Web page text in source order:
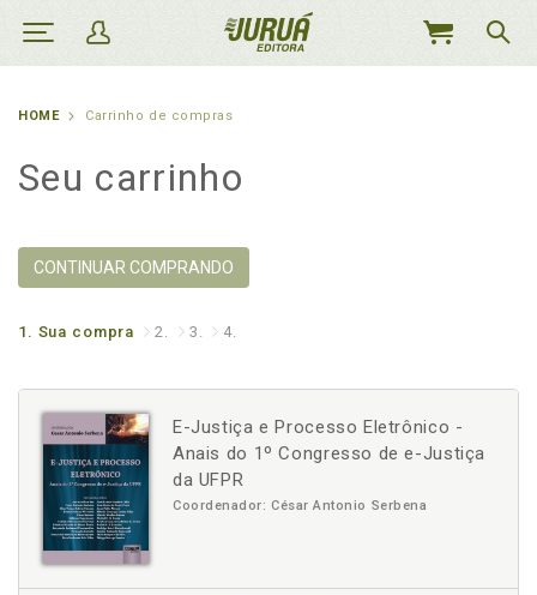
MEU
HOME Carrinho de compras
Seu carrinho
CONTINUAR COMPRANDO
1. Sua compra 2. 3. 4.
E-Justiça e Processo Eletrônico -
Anais do 1º Congresso de e-Justiça
da UFPR
Coordenador: César Antonio Serbena